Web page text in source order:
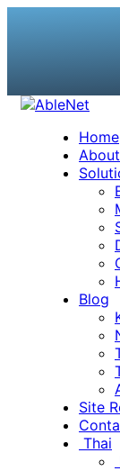
Home
Blog
Site
Thai